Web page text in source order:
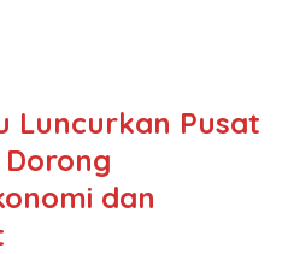
Luncurkan Pusat
dan